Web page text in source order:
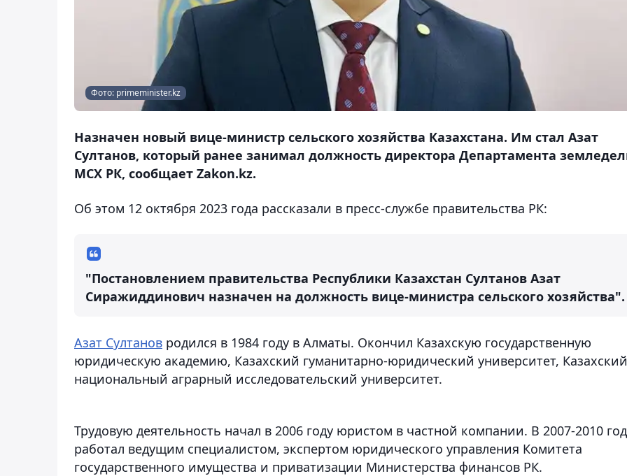
Фото: primeminister.kz
Назначен новый вице-министр сельского хозяйства Казахстана. Им стал Азат
Султанов, который ранее занимал должность директора Департамента
МСХ РК, сообщает Zakon.kz.
Об этом 12 октября 2023 года рассказали в пресс-службе правительства РК:
"Постановлением правительства Республики Казахстан Султанов Азат
Сиражиддинович назначен на должность вице-министра сельского хозяйства".
Азат Султанов родился в 1984 году в Алматы. Окончил Казахскую государственную
юридическую академию, Казахский гуманитарно-юридический университет, Казахский
национальный аграрный исследовательский университет.
Трудовую деятельность начал в 2006 году юристом в частной компании. В 2007-2010
работал ведущим специалистом, экспертом юридического управления Комитета
государственного имущества и приватизации Министерства финансов РК.